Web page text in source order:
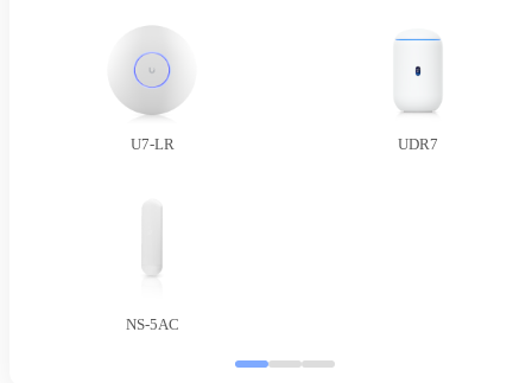
U7-LR UDR7
NS-5AC